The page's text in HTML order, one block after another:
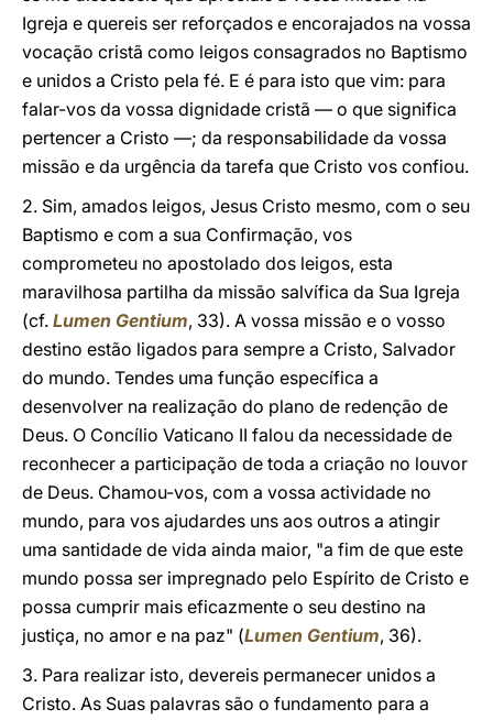
Igreja e quereis ser reforçados e encorajados na vossa
vocação cristã como leigos consagrados no Baptismo
e unidos a Cristo pela fé. E é para isto que vim: para
falar-vos da vossa dignidade cristã — o que significa
pertencer a Cristo —; da responsabilidade da vossa
missão e da urgência da tarefa que Cristo vos confiou.
2. Sim, amados leigos, Jesus Cristo mesmo, com o seu
Baptismo e com a sua Confirmação, vos
comprometeu no apostolado dos leigos, esta
maravilhosa partilha da missão salvífica da Sua Igreja
(cf. Lumen Gentium, 33). A vossa missão e o vosso
destino estão ligados para sempre a Cristo, Salvador
do mundo. Tendes uma função específica a
desenvolver na realização do plano de redenção de
Deus. O Concílio Vaticano II falou da necessidade de
reconhecer a participação de toda a criação no louvor
de Deus. Chamou-vos, com a vossa actividade no
mundo, para vos ajudardes uns aos outros a atingir
uma santidade de vida ainda maior, "a fim de que este
mundo possa ser impregnado pelo Espírito de Cristo e
possa cumprir mais eficazmente o seu destino na
justiça, no amor e na paz" (Lumen Gentium, 36).
3. Para realizar isto, devereis permanecer unidos a
Cristo. As Suas palavras são o fundamento para a